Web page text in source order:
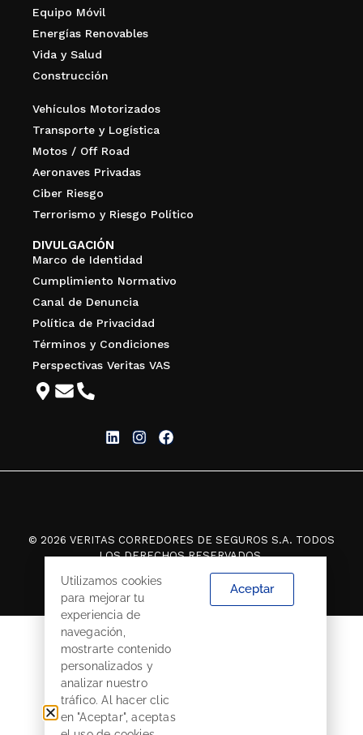
Equipo Móvil
Energías Renovables
Vida y Salud
Construcción
Vehículos Motorizados
Transporte y Logística
Motos / Off Road
Aeronaves Privadas
Ciber Riesgo
Terrorismo y Riesgo Político
DIVULGACIÓN
Marco de Identidad
Cumplimiento Normativo
Canal de Denuncia
Política de Privacidad
Términos y Condiciones
Perspectivas Veritas VAS
© 2026 VERITAS CORREDORES DE SEGUROS S.A. TODOS
LOS DERECHOS RESERVADOS.
Utilizamos cookies
para mejorar tu
experiencia de
navegación,
mostrarte contenido
personalizados y
analizar nuestro
tráfico. Al hacer clic
en "Aceptar", aceptas
Aceptar